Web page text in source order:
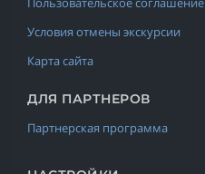
Условия отмены экскурсии
Карта сайта
ДЛЯ ПАРТНЕРОВ
Партнерская программа